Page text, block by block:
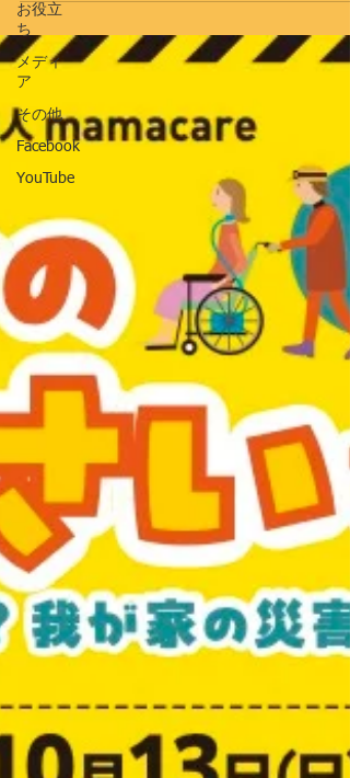
お役立
ち
メディ
ア
その他
Facebook
YouTube